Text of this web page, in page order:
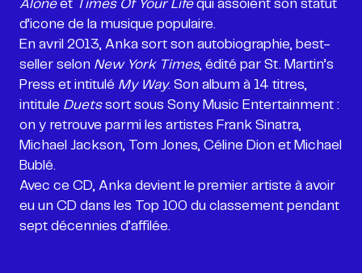
Aloneet Times Of Your Lifequi assoient son statut
d’icone de la musique populaire.
En avril 2013, Anka sort son autobiographie, best-
seller selon New York Times, édité par St. Martin’s
Press et intitulé My Way. Son album à 14 titres,
intitule Duetssort sous Sony Music Entertainment :
on y retrouve parmi les artistes Frank Sinatra,
Michael Jackson, Tom Jones, Céline Dion et Michael
Bublé.
Avec ce CD, Anka devient le premier artiste à avoir
eu un CD dans les Top 100 du classement pendant
sept décennies d’affilée.